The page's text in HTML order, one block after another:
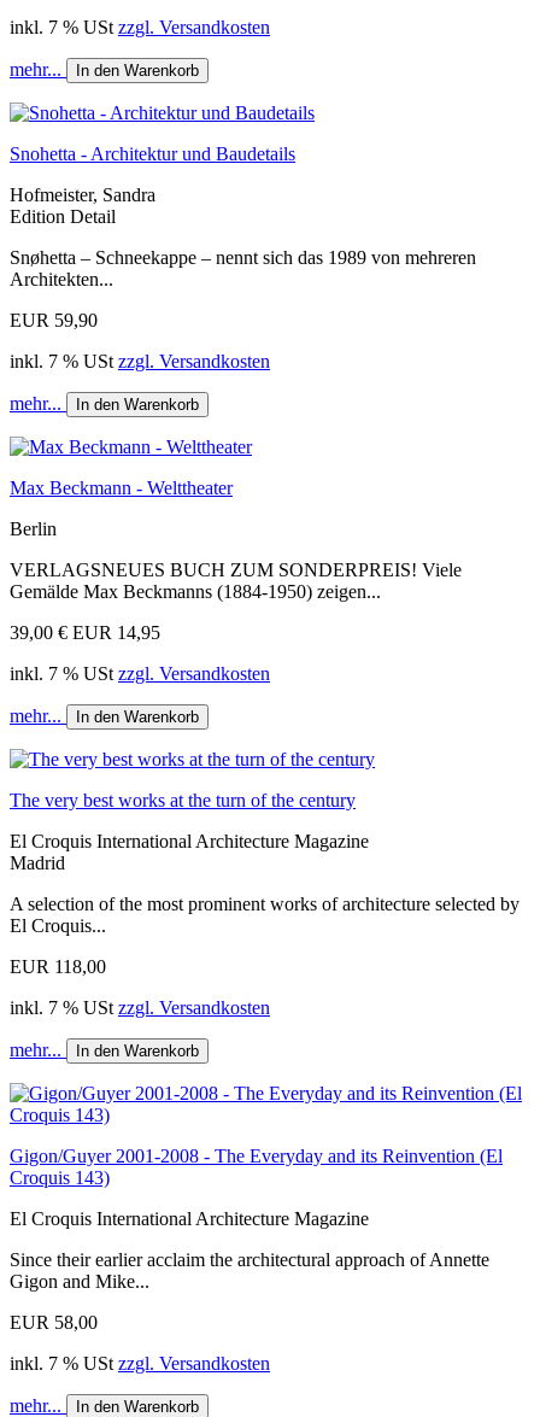
inkl. 7 % USt zzgl. Versandkosten
mehr... In den Warenkorb
Snohetta - Architektur und Baudetails
Hofmeister, Sandra
Edition Detail
Snøhetta – Schneekappe – nennt sich das 1989 von mehreren
Architekten...
EUR 59,90
inkl. 7 % USt zzgl. Versandkosten
mehr... In den Warenkorb
Max Beckmann - Welttheater
Berlin
VERLAGSNEUES BUCH ZUM SONDERPREIS! Viele
Gemälde Max Beckmanns (1884-1950) zeigen...
39,00 € EUR 14,95
inkl. 7 % USt zzgl. Versandkosten
mehr... In den Warenkorb
The very best works at the turn of the century
El Croquis International Architecture Magazine
Madrid
A selection of the most prominent works of architecture selected by
El Croquis...
EUR 118,00
inkl. 7 % USt zzgl. Versandkosten
mehr... In den Warenkorb
Gigon/Guyer 2001-2008 - The Everyday and its Reinvention (El
Croquis 143)
El Croquis International Architecture Magazine
Since their earlier acclaim the architectural approach of Annette
Gigon and Mike...
EUR 58,00
inkl. 7 % USt zzgl. Versandkosten
mehr... In den Warenkorb